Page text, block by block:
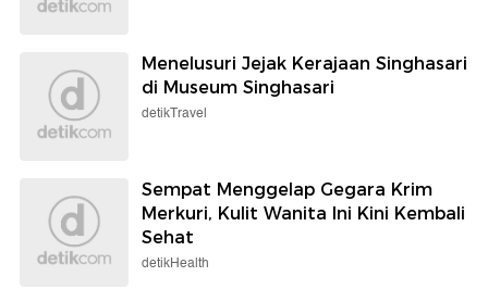
Menelusuri Jejak Kerajaan Singhasari
di Museum Singhasari
detikTravel
Sempat Menggelap Gegara Krim
Merkuri, Kulit Wanita Ini Kini Kembali
Sehat
detikHealth